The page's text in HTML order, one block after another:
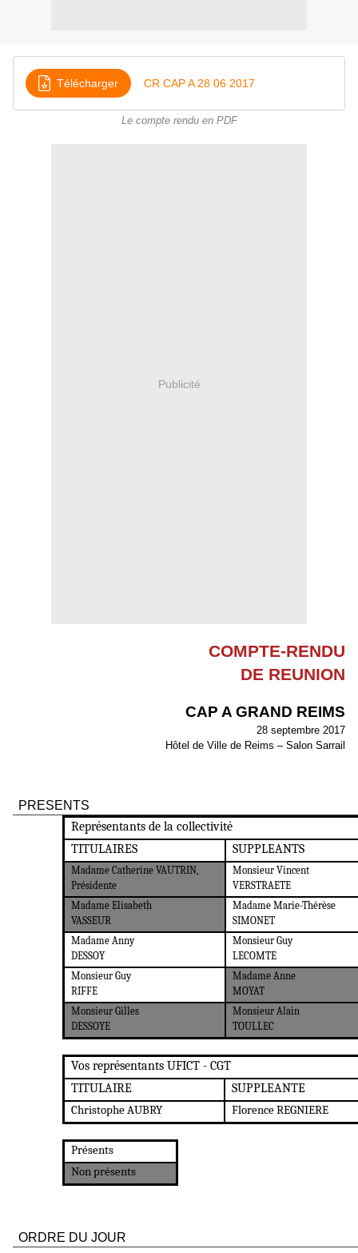
Télécharger CR CAP A 28 06 2017
Le compte rendu en PDF
Publicité
COMPTE-RENDU
DE REUNION
CAP A GRAND REIMS
28 septembre 2017
Hôtel de Ville de Reims – Salon Sarrail
PRESENTS
Représentants de la collectivité
TITULAIRES
SUPPLEANTS
Madame Catherine VAUTRIN,
Présidente
Monsieur Vincent
VERSTRAETE
Madame Elisabeth
VASSEUR
Madame Marie-Thérèse
SIMONET
Madame Anny
DESSOY
Monsieur Guy
LECOMTE
Monsieur Guy
RIFFE
Madame Anne
MOYAT
Monsieur Gilles
DESSOYE
Monsieur Alain
TOULLEC
Vos représentants UFICT - CGT
TITULAIRE
SUPPLEANTE
Christophe AUBRY Florence REGNIERE
Présents
Non présents
ORDRE DU JOUR